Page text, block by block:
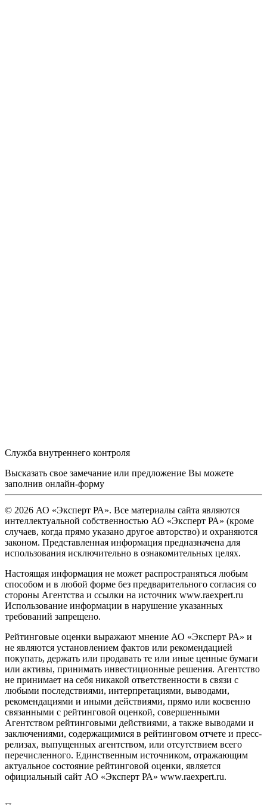
Служба внутреннего контроля
Высказать свое замечание или предложение Вы можете
заполнив онлайн-форму
© 2026 АО «Эксперт РА». Все материалы сайта являются
интеллектуальной собственностью АО «Эксперт РА» (кроме
случаев, когда прямо указано другое авторство) и охраняются
законом. Представленная информация предназначена для
использования исключительно в ознакомительных целях.
Настоящая информация не может распространяться любым
способом и в любой форме без предварительного согласия со
стороны Агентства и ссылки на источник www.raexpert.ru
Использование информации в нарушение указанных
требований запрещено.
Рейтинговые оценки выражают мнение АО «Эксперт РА» и
не являются установлением фактов или рекомендацией
покупать, держать или продавать те или иные ценные бумаги
или активы, принимать инвестиционные решения. Агентство
не принимает на себя никакой ответственности в связи с
любыми последствиями, интерпретациями, выводами,
рекомендациями и иными действиями, прямо или косвенно
связанными с рейтинговой оценкой, совершенными
Агентством рейтинговыми действиями, а также выводами и
заключениями, содержащимися в рейтинговом отчете и пресс-
релизах, выпущенных агентством, или отсутствием всего
перечисленного. Единственным источником, отражающим
актуальное состояние рейтинговой оценки, является
официальный сайт АО «Эксперт РА» www.raexpert.ru.